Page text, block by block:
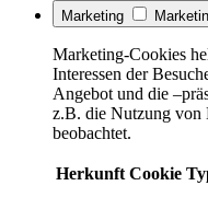
Marketing
Marketing-Cookies
Interessen der
Angebot und die
z.B. die Nutzung von
beobachtet.
Herkunft Cookie